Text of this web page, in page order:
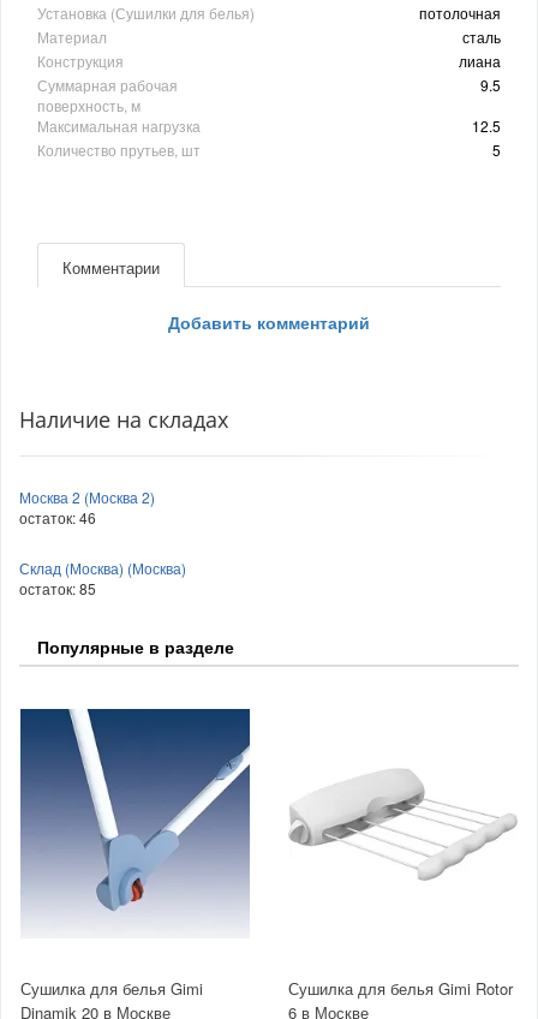
Установка (Сушилки для белья)
потолочная
Материал
сталь
Конструкция
лиана
Суммарная рабочая
поверхность, м
9.5
Максимальная нагрузка
12.5
Количество прутьев, шт
5
Комментарии
Добавить комментарий
Наличие на складах
Москва 2 (Москва 2)
остаток:46
Склад (Москва) (Москва)
остаток:85
Популярные в разделе
Сушилка для белья Gimi
Dinamik 20 в Москве
Сушилка для белья Gimi Rotor
6 в Москве